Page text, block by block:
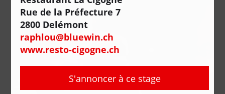
Rue de la Préfecture 7
2800 Delémont
raphlou@bluewin.ch
www.resto-cigogne.ch
S'annoncer à ce stage